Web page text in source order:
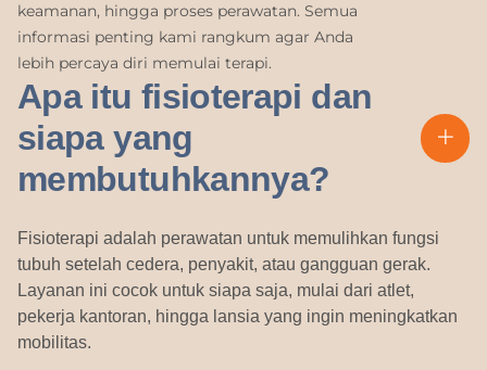
keamanan, hingga proses perawatan. Semua
informasi penting kami rangkum agar Anda
lebih percaya diri memulai terapi.
Apa itu fisioterapi dan
siapa yang
membutuhkannya?
Fisioterapi adalah perawatan untuk memulihkan fungsi
tubuh setelah cedera, penyakit, atau gangguan gerak.
Layanan ini cocok untuk siapa saja, mulai dari atlet,
pekerja kantoran, hingga lansia yang ingin meningkatkan
mobilitas.